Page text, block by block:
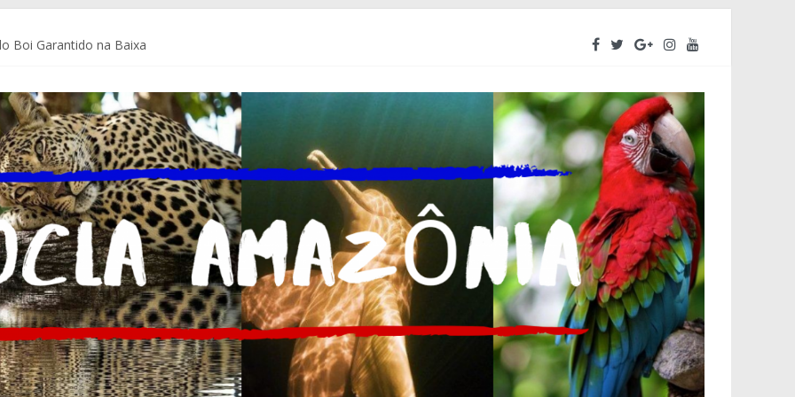
Boi Garantido na Baixa
Brasil e do mundo
Delegacia do Turista no Bumbódromo